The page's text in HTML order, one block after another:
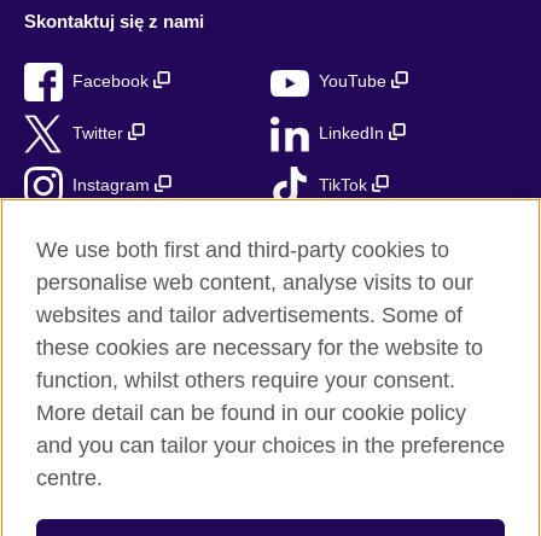
Skontaktuj się z nami
Facebook YouTube
Twitter LinkedIn
Instagram TikTok
British Council globalnie
Prywatność i warunki użytkowania
Mapa strony
© 2026 British Council
We use both first and third-party cookies to
personalise web content, analyse visits to our
websites and tailor advertisements. Some of
these cookies are necessary for the website to
function, whilst others require your consent.
More detail can be found in our cookie policy
and you can tailor your choices in the preference
centre.